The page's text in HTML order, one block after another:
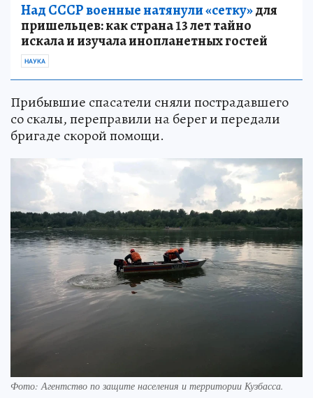
Над СССР военные натянули «сетку»для
пришельцев: как страна 13 лет тайно
искала и изучала инопланетных гостей
НАУКА
Прибывшие спасатели сняли пострадавшего
со скалы, переправили на берег и передали
бригаде скорой помощи.
Фото: Агентство по защите населения и территории Кузбасса.